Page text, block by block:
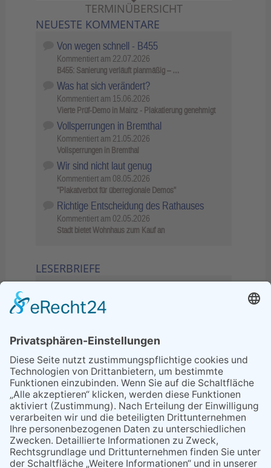
TERMINÜBERSICHT
NEUESTE KOMMENTARE
Von wegen schnell - B455
Kommentiert am 22.07.2026
B455: Sanierung verläuft planmäßig – …
Was hat sich verändert?
Kommentiert am 15.06.2026
Vierte Prüf-Demo in Mainz - Plakatierung genehmigt
Vollsperrungen in Bremthal
Kommentiert am 21.05.2026
Vollsperrungen in Bremthal
Wir sind nicht laut genug
Kommentiert am 08.05.2026
"Plakatverbot für überregionale Demos"
Richtige Entscheidung des Rathauses
Kommentiert am 02.05.2026
Stadt bietet Wohnhaus zum Kauf an
LESERBRIEFE
Sperrung B455: Kleiner
Grenzverkehr statt weite Wege
21.04.2026
Wenn Bahn-Computer nicht
miteinander kommunizieren
11.03.2026
"Plakatverbot für überregionale
Demos"
04.02.2026
Gelbe Tonne – Ein kleiner Blick
über den Tellerand
04.02.2026